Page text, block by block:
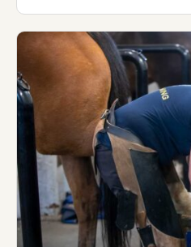
Trevlig lyssning!